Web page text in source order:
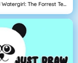
Fireboy And Watergirl: The Forrest Temple